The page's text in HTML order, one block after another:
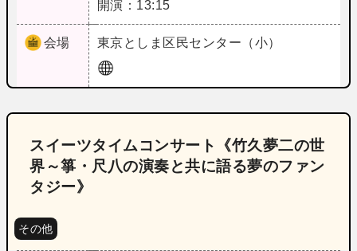
開演：13:15
会場 東京としま区民センター（小）
スイーツタイムコンサート《竹久夢二の世
界～箏・尺八の演奏と共に語る夢のファン
タジー》
その他